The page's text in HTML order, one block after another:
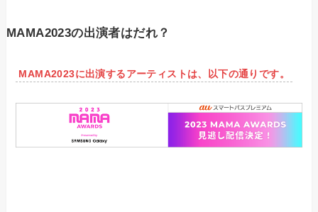
MAMA2023の出演者はだれ？
MAMA2023に出演するアーティストは、以下の通りです。